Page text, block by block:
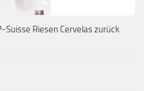
Riesen Cervelas zurück